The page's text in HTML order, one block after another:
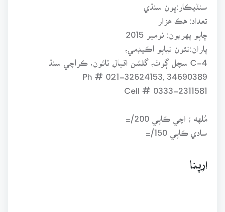
سنڌيڪار:ڀون سنڌي
تعداد: هڪ هزار
ڇاپو پهريون: نومبر 2015
پاران:نئون نياپو اڪيڊمي،
C-4 سچل ڳوٺ، گلشن اقبال ٽائون، ڪراچي سنڌ
Ph # 021-32624153, 34690389
Cell # 0333-2311581
مُلهه ؛ اچي ڪاپي 200/=
سادي ڪاپي 150/=
ارپنا